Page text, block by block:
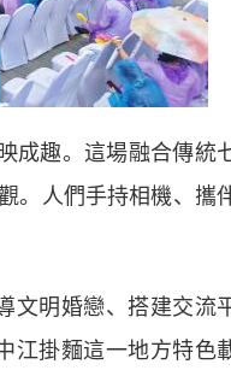
成趣。這場融合傳統
。人們手持相機、攜
文明婚戀、搭建交流
江掛麵這一地方特色